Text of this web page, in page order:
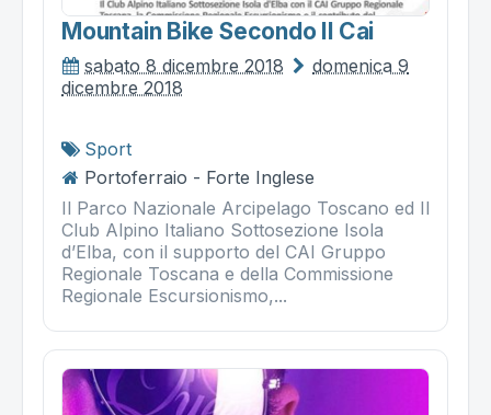
Mountain Bike Secondo Il Cai
sabato 8 dicembre 2018
domenica 9
dicembre 2018
Sport
Portoferraio - Forte Inglese
Il Parco Nazionale Arcipelago Toscano ed Il
Club Alpino Italiano Sottosezione Isola
d’Elba, con il supporto del CAI Gruppo
Regionale Toscana e della Commissione
Regionale Escursionismo,...